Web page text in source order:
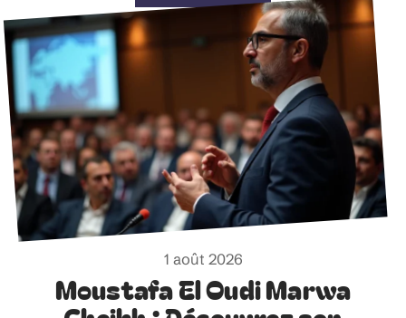
1 août 2026
Moustafa El Oudi Marwa